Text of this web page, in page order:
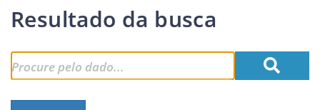
Resultado da busca